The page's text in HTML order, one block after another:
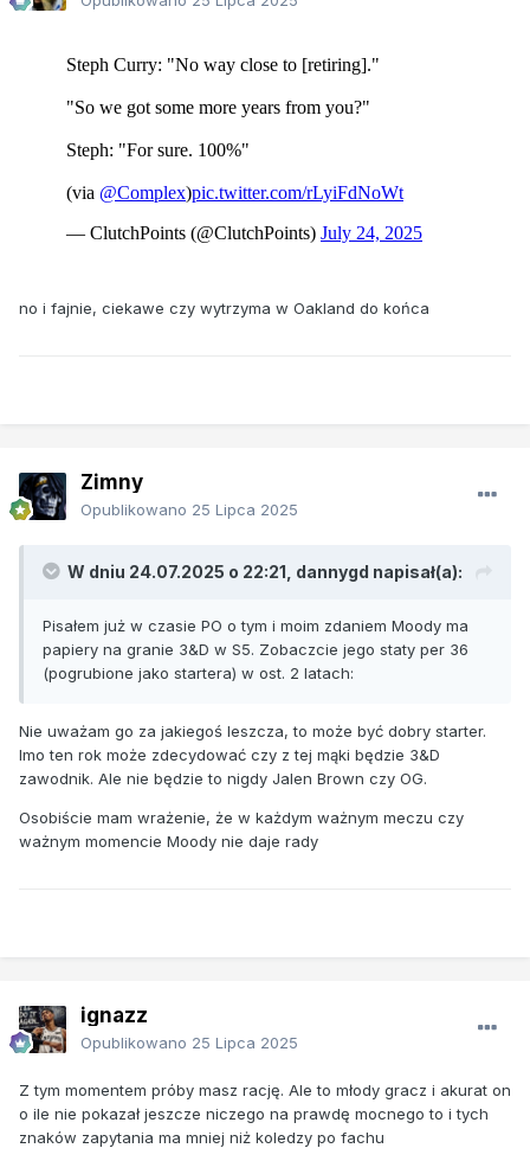
no i fajnie, ciekawe czy wytrzyma w Oakland do końca
Zimny
Opublikowano 25 Lipca 2025
W dniu 24.07.2025 o 22:21, dannygd napisał(a):
Pisałem już w czasie PO o tym i moim zdaniem Moody ma
papiery na granie 3&D w S5. Zobaczcie jego staty per 36
(pogrubione jako startera) w ost. 2 latach:
Nie uważam go za jakiegoś leszcza, to może być dobry starter.
Imo ten rok może zdecydować czy z tej mąki będzie 3&D
zawodnik. Ale nie będzie to nigdy Jalen Brown czy OG.
Osobiście mam wrażenie, że w każdym ważnym meczu czy
ważnym momencie Moody nie daje rady
ignazz
Opublikowano 25 Lipca 2025
Z tym momentem próby masz rację. Ale to młody gracz i akurat on
o ile nie pokazał jeszcze niczego na prawdę mocnego to i tych
znaków zapytania ma mniej niż koledzy po fachu